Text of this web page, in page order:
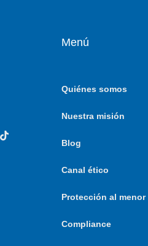
Menú
Quiénes somos
Nuestra misión
Blog
Canal ético
Protección al menor
Compliance